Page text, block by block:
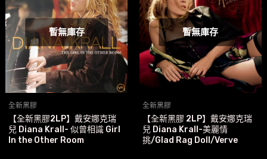
暫無庫存
全新黑膠
【全新黑膠2LP】戴安娜克瑞
兒 Diana Krall- 似曾相識 Girl
In the Other Room
暫無庫存
全新黑膠
【全新黑膠 2LP】戴安娜克瑞
兒 Diana Krall-美麗情
挑/Glad Rag Doll/Verve